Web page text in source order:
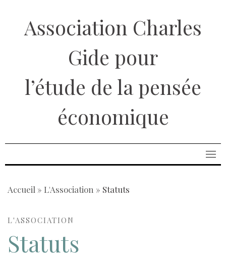
contenuAssociation Charles
Gide pour
l’étude de la pensée
économique
Accueil » L'Association » Statuts
L'ASSOCIATION
Statuts